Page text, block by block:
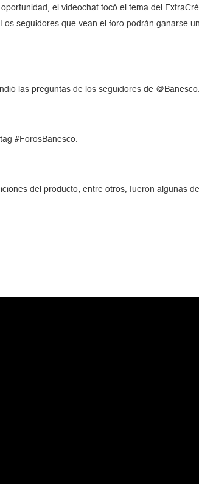
oportunidad, el videochat tocó el tema del
seguidores que vean el foro podrán ganarse
las preguntas de los seguidores de @Banesco.
#ForosBanesco.
del producto; entre otros, fueron algunas